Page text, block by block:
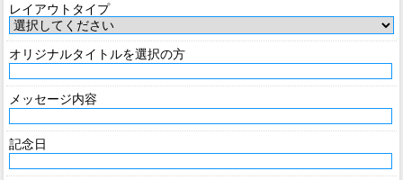
レイアウトタイプ
オリジナルタイトルを選択の方
メッセージ内容
記念日